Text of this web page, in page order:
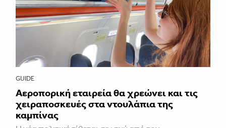
GUIDE
Αεροπορική εταιρεία θα χρεώνει και τις
χειραποσκευές στα ντουλάπια της
καμπίνας